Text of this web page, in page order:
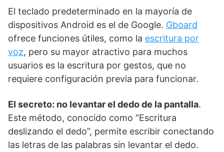
El teclado predeterminado en la mayoría de
dispositivos Android es el de Google. Gboard
ofrece funciones útiles, como la escritura por
voz, pero su mayor atractivo para muchos
usuarios es la escritura por gestos, que no
requiere configuración previa para funcionar.
El secreto: no levantar el dedo de la pantalla.
Este método, conocido como “Escritura
deslizando el dedo”, permite escribir conectando
las letras de las palabras sin levantar el dedo.